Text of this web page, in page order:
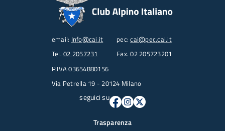
email: Info@cai.it pec:cai@pec.cai.it
Tel. 02 2057231
Fax. 02 205723201
P.IVA 03654880156
Via Petrella 19 - 20124 Milano
seguici su
Trasparenza